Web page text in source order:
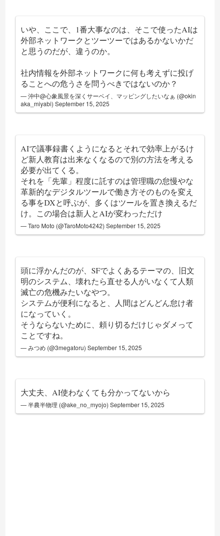
いや、ここで、1番大事なのは、そこで使ったAIは
外部ネットワークとツーツーではあるかないかだ
と思うのだが、違うのか。
社内情報を外部ネットワークに何も考えずに投げ
ることへの危うさを問うべきではないのか？
— 沖中@心象風景を深くサーベイ、マッピングしたいなぁ (@okin
aka_miyabi)September 15, 2025
AIで議事録書くようになるとそれで効率上がるけ
ど新人教育は出来なくなるので別の方法を考える
必要が出てくる。
それを「先輩」程度に託すのは管理職の怠慢やな
革新的なデジタルツールで働き方そのものを変え
る事をDXと呼ぶが、多くはツールを置き換えるだ
け。この場合は新人とAIが変わっただけ
— Taro Moto (@TaroMoto4242)September 15, 2025
頭に浮かんだのが、SFでよくあるテーマの、旧文
明のシステム、壊れたら直せる人がいなくて人類
滅亡の危機みたいなやつ。
システムが便利になると、人間はどんどん怠け者
になっていく。
そうならないために、頼り切るだけじゃダメって
ことですね。
— みつめ (@3megatoru)September 15, 2025
大丈夫、AI使わなくても分かってないから
— 半農半物理 (@ake_no_myojo)September 15, 2025